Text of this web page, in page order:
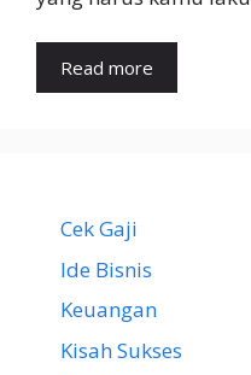
Read more
Cek Gaji
Ide Bisnis
Keuangan
Kisah Sukses